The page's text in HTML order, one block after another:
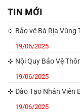
TIN MỚI
Bảo vệ Bà Rịa Vũng
19/06/2025
Nội Quy Bảo Vệ
19/06/2025
Đào Tạo Nhân Viên
19/06/2025